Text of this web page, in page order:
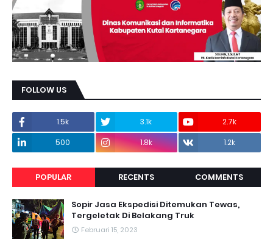
FOLLOW US
1.5k 3.1k
2.7k
500
1.8k 1.2k
POPULAR RECENTS COMMENTS
Sopir Jasa Ekspedisi Ditemukan Tewas,
Tergeletak Di Belakang Truk
Februari 15, 2023